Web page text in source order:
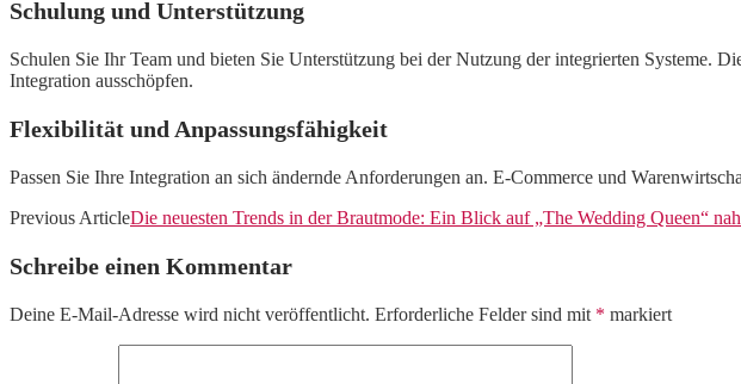
Schulung und Unterstützung
Schulen Sie Ihr Team und bieten Sie Unterstützung bei der Nutzung der integrierten Systeme.
Integration ausschöpfen.
Flexibilität und Anpassungsfähigkeit
Passen Sie Ihre Integration an sich ändernde Anforderungen an. E-Commerce und
Previous ArticleDie neuesten Trends in der Brautmode: Ein Blick auf „The Wedding Queen“
Schreibe einen Kommentar
Deine E-Mail-Adresse wird nicht veröffentlicht. Erforderliche Felder sind mit * markiert